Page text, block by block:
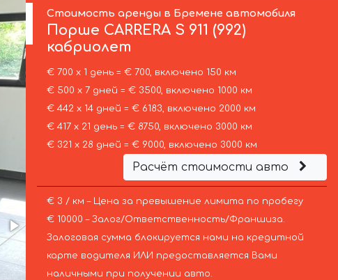
Стоимость аренды в Бремене автомобиля
Порше CARRERA S 911 (992)
кабриолет
€ 700 х 1 день = € 700, включено 150 км
€ 500 х 7 дней = € 3500, включено 1000 км
€ 442 х 14 дней = € 6183, включено 2000 км
€ 417 х 21 день = € 8750, включено 3000 км
€ 321 х 28 дней = € 9000, включено 3000 км
Расчёт стоимости авто
€ 3 / км – Цена за превышение лимита по пробегу
€ 10000 – Залог/Ответственность/Франшиза.
Залоговая сумма блокируется нами на кредитной
карте водителя ИЛИ предоставляется Вами
наличными при получении авто.